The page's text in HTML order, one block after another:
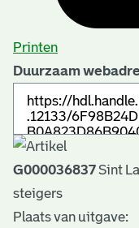
Printen
Duurzaam
G000036837Sint
steigers
Plaats van uitgave: